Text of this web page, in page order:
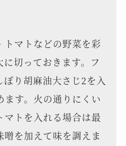
トマトなどの野菜を彩
に切っておきます。フ
ぼり胡麻油大さじ2を入
ます。火の通りにくい
マトを入れる場合は最
を加えて味を調えま